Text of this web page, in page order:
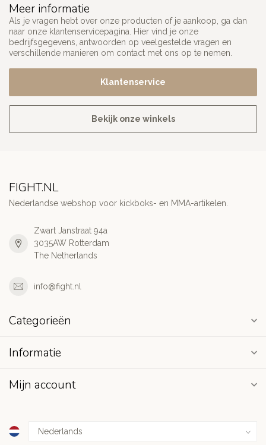
Meer informatie
Als je vragen hebt over onze producten of je aankoop, ga dan
naar onze klantenservicepagina. Hier vind je onze
bedrijfsgegevens, antwoorden op veelgestelde vragen en
verschillende manieren om contact met ons op te nemen.
Klantenservice
Bekijk onze winkels
FIGHT.NL
Nederlandse webshop voor kickboks- en MMA-artikelen.
Zwart Janstraat 94a
3035AW Rotterdam
The Netherlands
info@fight.nl
Categorieën
Informatie
Mijn account